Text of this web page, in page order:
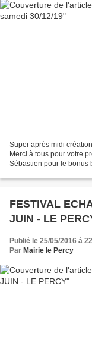
Super après midi
Merci à tous pour votre
Sébastien pour le bonus
FESTIVAL
JUIN - LE
Publié le 25/05/2016 à
Par Mairie le Percy